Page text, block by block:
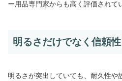
ー用品専門家からも高く評価されて
明るさだけでなく信頼
明るさが突出していても、耐久性や